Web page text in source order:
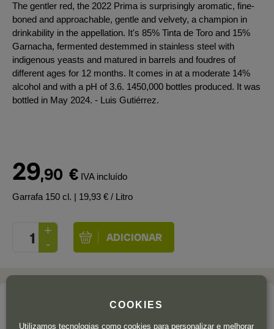
The gentler red, the 2022 Prima is surprisingly aromatic, fine-
boned and approachable, gentle and velvety, a champion in
drinkability in the appellation. It's 85% Tinta de Toro and 15%
Garnacha, fermented destemmed in stainless steel with
indigenous yeasts and matured in barrels and foudres of
different ages for 12 months. It comes in at a moderate 14%
alcohol and with a pH of 3.6. 1450,000 bottles produced. It was
bottled in May 2024. - Luis Gutiérrez.
29,90 € IVA incluído
Garrafa 150 cl. | 19,93 € / Litro
COOKIES
Utilizamos tecnologias como cookies para personalizar e melhorar